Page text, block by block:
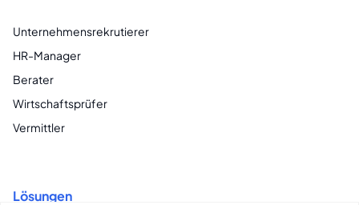
Unternehmensrekrutierer
HR-Manager
Berater
Wirtschaftsprüfer
Vermittler
Lösungen